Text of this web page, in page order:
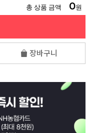
총 상품 금액 0원
장바구니